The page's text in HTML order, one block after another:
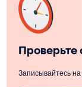
Проверьте
Записывайтесь